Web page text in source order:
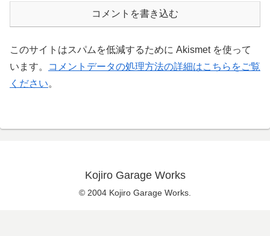
コメントを書き込む
このサイトはスパムを低減するために Akismet を使って
います。
コメントデータの処理方法の詳細はこちらをご覧
ください。
Kojiro Garage Works
© 2004 Kojiro Garage Works.